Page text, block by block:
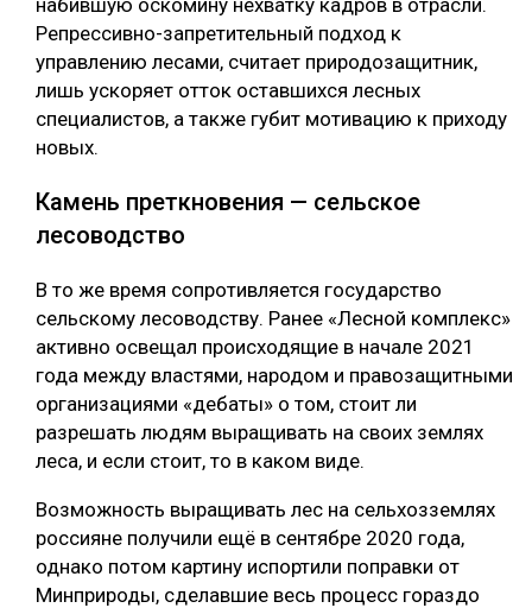
Репрессивно-запретительный подход к
управлению лесами, считает природозащитник,
лишь ускоряет отток оставшихся лесных
специалистов, а также губит мотивацию к приходу
новых.
Камень преткновения — сельское
лесоводство
В то же время сопротивляется государство
сельскому лесоводству. Ранее «Лесной комплекс»
активно освещал происходящие в начале 2021
года между властями, народом и правозащитными
организациями «дебаты» о том, стоит ли
разрешать людям выращивать на своих землях
леса, и если стоит, то в каком виде.
Возможность выращивать лес на сельхозземлях
россияне получили ещё в сентябре 2020 года,
однако потом картину испортили поправки от
Минприроды, сделавшие весь процесс гораздо